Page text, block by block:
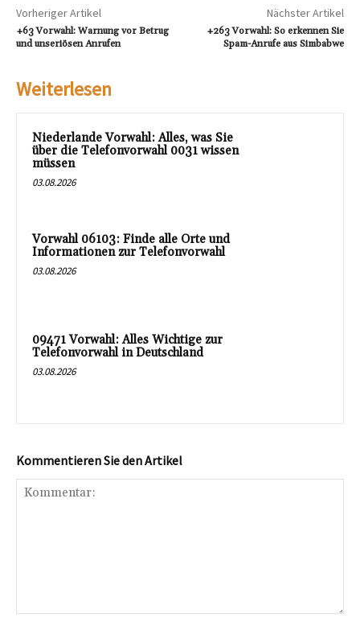
Vorheriger Artikel
+63 Vorwahl: Warnung vor Betrug
und unseriösen Anrufen
Nächster Artikel
+263 Vorwahl: So erkennen Sie
Spam-Anrufe aus Simbabwe
Weiterlesen
Niederlande Vorwahl: Alles, was Sie
über die Telefonvorwahl 0031 wissen
müssen
03.08.2026
Vorwahl 06103: Finde alle Orte und
Informationen zur Telefonvorwahl
03.08.2026
09471 Vorwahl: Alles Wichtige zur
Telefonvorwahl in Deutschland
03.08.2026
Kommentieren Sie den Artikel